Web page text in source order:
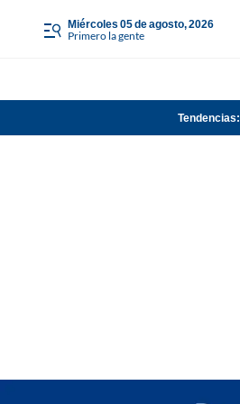
miércoles 05 de agosto, 2026
Primero la gente
Tendencias: